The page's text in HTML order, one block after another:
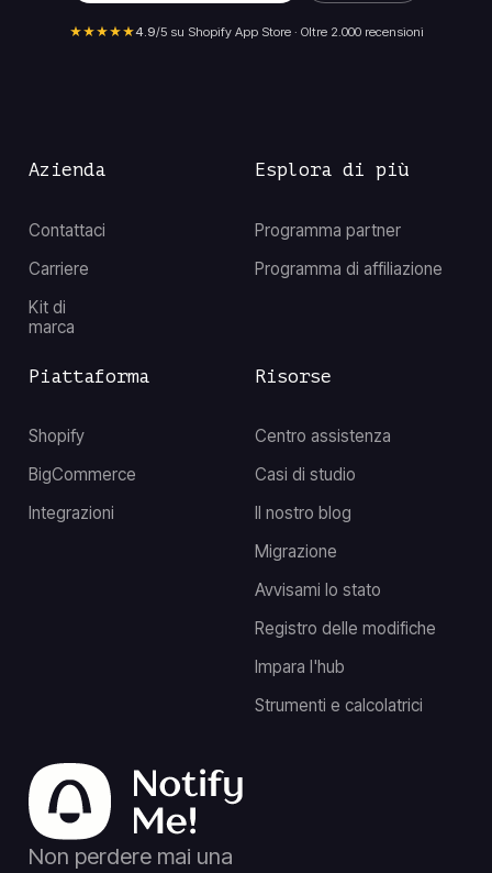
★★★★★4.9/5 su Shopify App Store · Oltre 2.000 recensioni
Azienda
Contattaci
Carriere
Kit di
marca
Risorse
Centro assistenza
Casi di studio
Il nostro blog
Migrazione
Avvisami lo stato
Registro delle modifiche
Impara l'hub
Strumenti e calcolatrici
Esplora di più
Programma partner
Programma di affiliazione
Piattaforma
Shopify
BigCommerce
Integrazioni
Non perdere mai una